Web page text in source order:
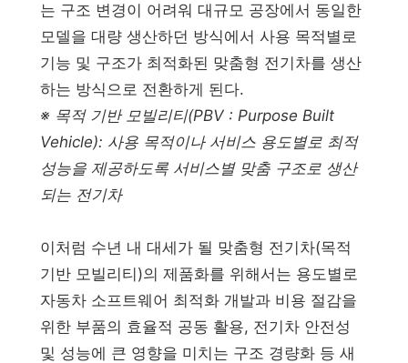
는 구조 변경이 어려워 대규모 공장에서 동일한
모델을 대량 생산하던 방식에서 사용 목적별로
기능 및 구조가 최적화된 맞춤형 전기차를 생산
하는 방식으로 전환하게 된다.
※ 목적 기반 모빌리티(PBV : Purpose Built
Vehicle): 사용 목적이나 서비스 용도별로 최적
성능을 제공하도록 서비스별 맞춤 구조로 생산
되는 전기차
이처럼 수년 내 대세가 될 맞춤형 전기차(목적
기반 모빌리티)의 제품화를 위해서는 용도별로
자동차 소프트웨어 최적화 개발과 비용 절감을
위한 부품의 효율적 공동 활용, 전기차 안전성
및 성능에 큰 영향을 미치는 구조 경량화 등 새